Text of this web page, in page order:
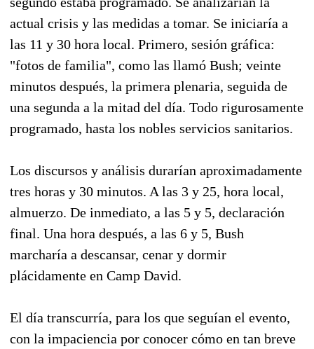
actual crisis y las medidas a tomar. Se iniciaría a
las 11 y 30 hora local. Primero, sesión gráfica:
"fotos de familia", como las llamó Bush; veinte
minutos después, la primera plenaria, seguida de
una segunda a la mitad del día. Todo rigurosamente
programado, hasta los nobles servicios sanitarios.
Los discursos y análisis durarían aproximadamente
tres horas y 30 minutos. A las 3 y 25, hora local,
almuerzo. De inmediato, a las 5 y 5, declaración
final. Una hora después, a las 6 y 5, Bush
marcharía a descansar, cenar y dormir
plácidamente en Camp David.
El día transcurría, para los que seguían el evento,
con la impaciencia por conocer cómo en tan breve